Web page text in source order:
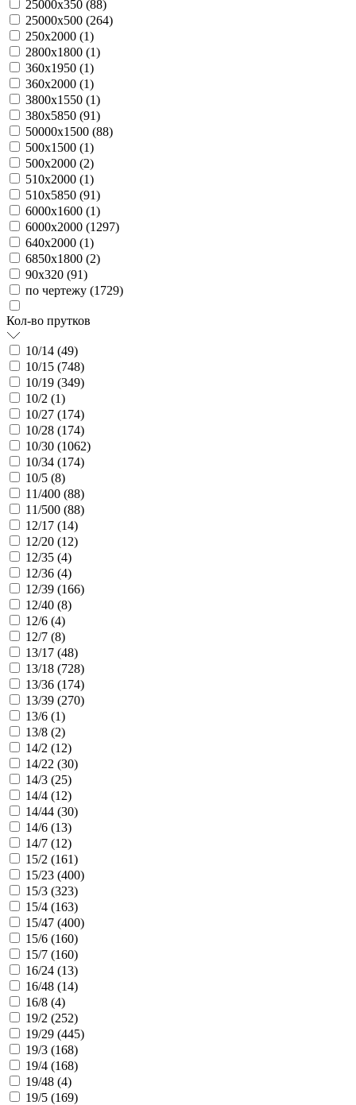
25000х350 (88)
25000х500 (264)
250х2000 (1)
2800х1800 (1)
360х1950 (1)
360х2000 (1)
3800х1550 (1)
380х5850 (91)
50000х1500 (88)
500х1500 (1)
500х2000 (2)
510х2000 (1)
510х5850 (91)
6000х1600 (1)
6000х2000 (1297)
640х2000 (1)
6850х1800 (2)
90х320 (91)
по чертежу (1729)
Кол-во прутков
10/14 (49)
10/15 (748)
10/19 (349)
10/2 (1)
10/27 (174)
10/28 (174)
10/30 (1062)
10/34 (174)
10/5 (8)
11/400 (88)
11/500 (88)
12/17 (14)
12/20 (12)
12/35 (4)
12/36 (4)
12/39 (166)
12/40 (8)
12/6 (4)
12/7 (8)
13/17 (48)
13/18 (728)
13/36 (174)
13/39 (270)
13/6 (1)
13/8 (2)
14/2 (12)
14/22 (30)
14/3 (25)
14/4 (12)
14/44 (30)
14/6 (13)
14/7 (12)
15/2 (161)
15/23 (400)
15/3 (323)
15/4 (163)
15/47 (400)
15/6 (160)
15/7 (160)
16/24 (13)
16/48 (14)
16/8 (4)
19/2 (252)
19/29 (445)
19/3 (168)
19/4 (168)
19/48 (4)
19/5 (169)